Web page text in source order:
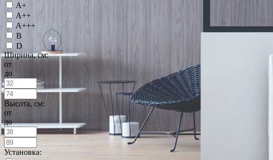
A+
A++
A+++
B
D
Ширина, см:
от
до
Высота, см:
от
до
Установка: